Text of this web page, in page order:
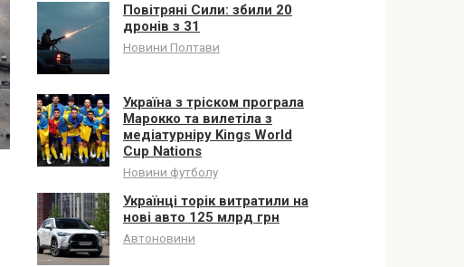
Повітряні Сили: збили 20
дронів з 31
Новини Полтави
Україна з тріском програла
Марокко та вилетіла з
медіатурніру Kings World
Cup Nations
Новини футболу
Українці торік витратили на
нові авто 125 млрд грн
Автоновини